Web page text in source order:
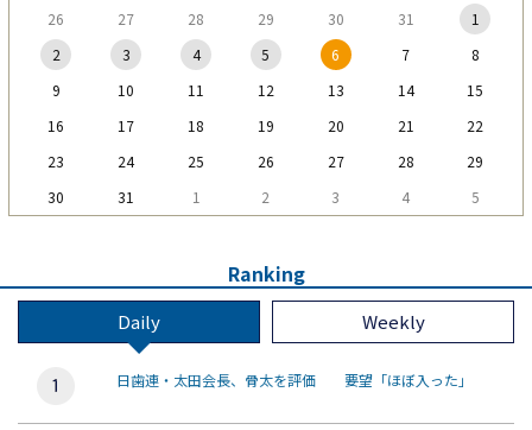
26 27 28 29 30 31
1
2
3 4 5 6 7
8
9
10 11 12 13 14
15
16
17 18 19 20 21
22
23
24 25 26 27 28
29
30
31 1 2 3 4 5
Ranking
Daily Weekly
日歯連・太田会長、骨太を評価 要望「ほぼ入った」